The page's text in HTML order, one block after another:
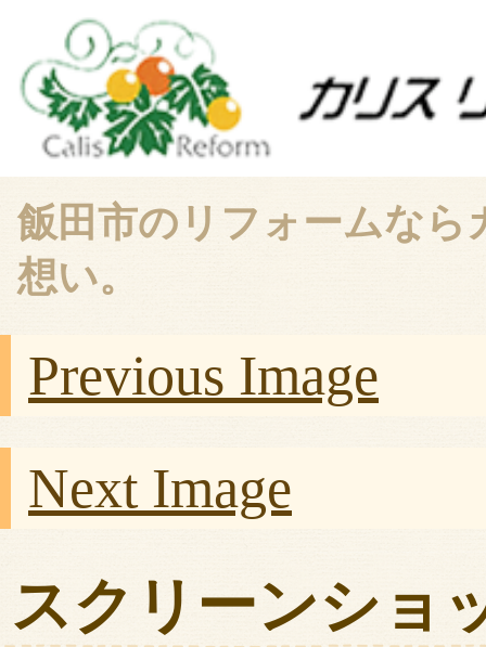
飯田市のリフォームな
想い。
Previous Image
Next Image
スクリーンショ